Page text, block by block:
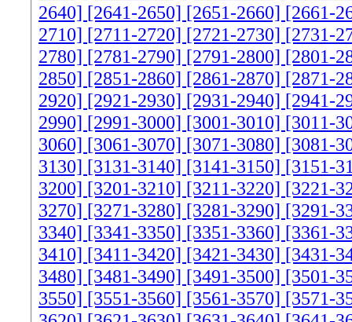
2640] [2641-2650] [2651-2660] [2661-
2710] [2711-2720] [2721-2730] [2731-
2780] [2781-2790] [2791-2800] [2801-
2850] [2851-2860] [2861-2870] [2871-
2920] [2921-2930] [2931-2940] [2941-
2990] [2991-3000] [3001-3010] [3011-
3060] [3061-3070] [3071-3080] [3081-
3130] [3131-3140] [3141-3150] [3151-
3200] [3201-3210] [3211-3220] [3221-
3270] [3271-3280] [3281-3290] [3291-
3340] [3341-3350] [3351-3360] [3361-
3410] [3411-3420] [3421-3430] [3431-
3480] [3481-3490] [3491-3500] [3501-
3550] [3551-3560] [3561-3570] [3571-